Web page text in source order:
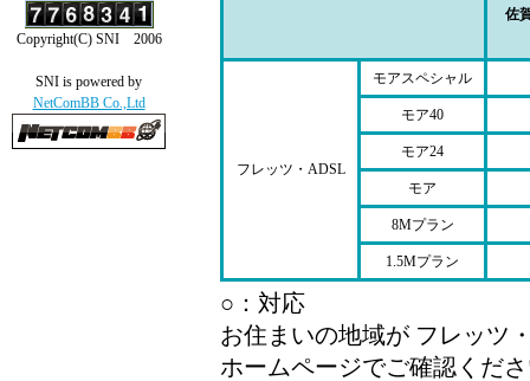
佐
フレッツ・ADSL
モアスペシャル
モア40
モア24
モア
8Mプラン
1.5Mプラン
○：対応
お住まいの地域が フレッツ
ホームページでご確認くだ